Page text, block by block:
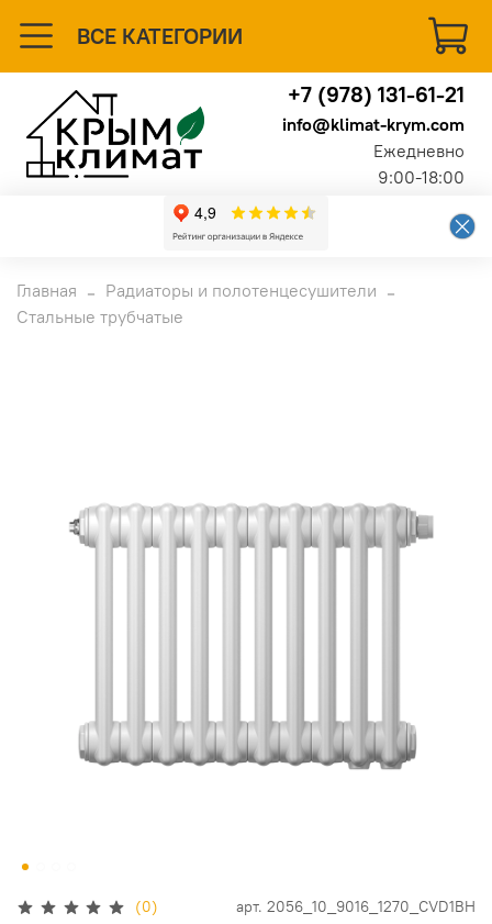
ВСЕ КАТЕГОРИИ
+7 (978) 131-61-21
info@klimat-krym.com
Ежедневно
9:00-18:00
Главная
Радиаторы и полотенцесушители
Стальные трубчатые
(0) арт. 2056_10_9016_1270_CVD1BH